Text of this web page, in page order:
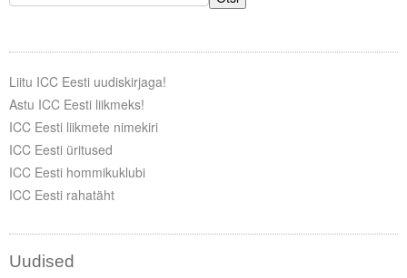
Liitu ICC Eesti uudiskirjaga!
Astu ICC Eesti liikmeks!
ICC Eesti liikmete nimekiri
ICC Eesti üritused
ICC Eesti hommikuklubi
ICC Eesti rahatäht
Uudised